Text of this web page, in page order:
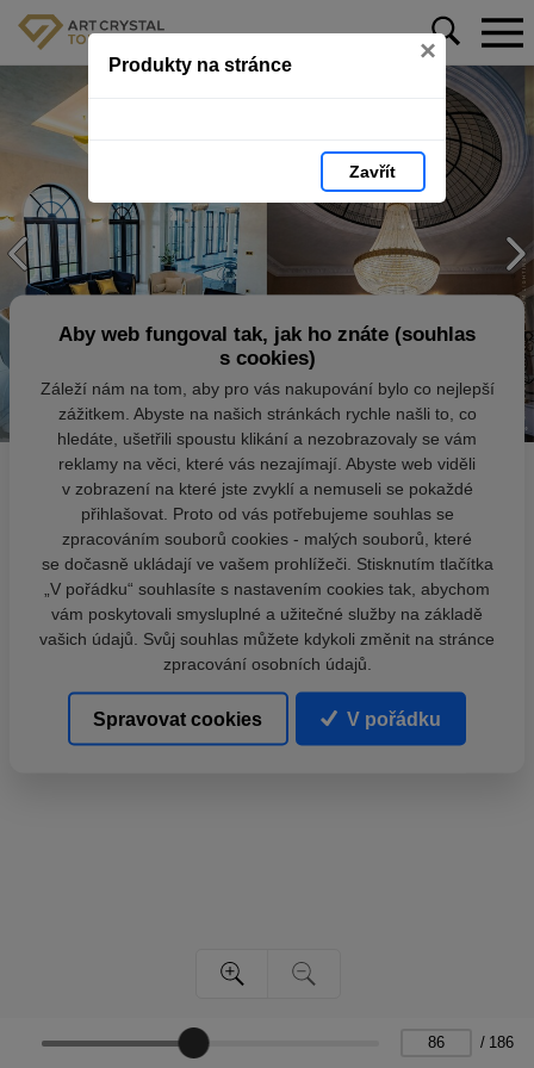
Produkty na stránce ×
Zavřít
/ 186
Aby web fungoval tak, jak ho znáte (souhlas
s cookies)
Záleží nám na tom, aby pro vás nakupování bylo co nejlepší
zážitkem. Abyste na našich stránkách rychle našli to, co
hledáte, ušetřili spoustu klikání a nezobrazovaly se vám
reklamy na věci, které vás nezajímají. Abyste web viděli
v zobrazení na které jste zvyklí a nemuseli se pokaždé
přihlašovat. Proto od vás potřebujeme souhlas se
zpracováním souborů cookies - malých souborů, které
se dočasně ukládají ve vašem prohlížeči. Stisknutím tlačítka
„V pořádku“ souhlasíte s nastavením cookies tak, abychom
vám poskytovali smysluplné a užitečné služby na základě
vašich údajů. Svůj souhlas můžete kdykoli změnit na stránce
zpracování osobních údajů.
Spravovat cookies V pořádku